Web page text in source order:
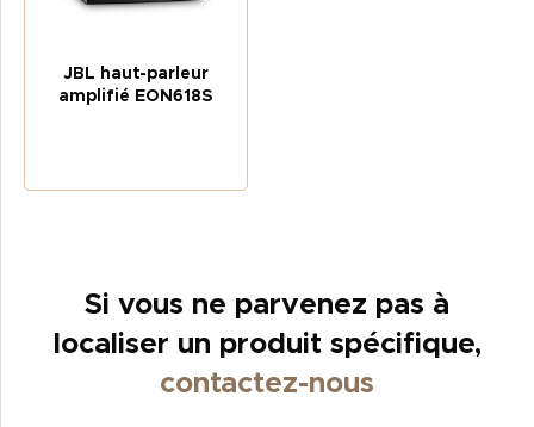
JBL haut-parleur
amplifié EON618S
Si vous ne parvenez pas à
localiser un produit spécifique,
contactez-nous